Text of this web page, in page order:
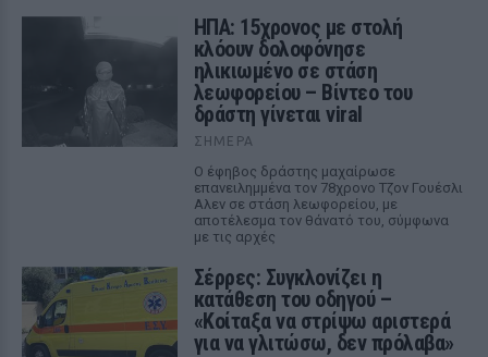
ΗΠΑ: 15χρονος με στολή
κλόουν δολοφόνησε
ηλικιωμένο σε στάση
λεωφορείου – Βίντεο του
δράστη γίνεται viral
ΣΉΜΕΡΑ
Ο έφηβος δράστης μαχαίρωσε
επανειλημμένα τον 78χρονο Τζον Γουέσλι
Αλεν σε στάση λεωφορείου, με
αποτέλεσμα τον θάνατό του, σύμφωνα
με τις αρχές
Σέρρες: Συγκλονίζει η
κατάθεση του οδηγού –
«Κοίταξα να στρίψω αριστερά
για να γλιτώσω, δεν πρόλαβα»